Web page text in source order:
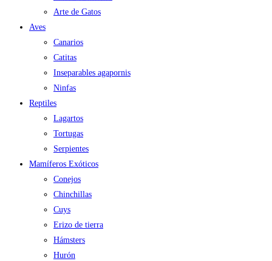
Arte de Gatos
Aves
Canarios
Catitas
Inseparables agapornis
Ninfas
Reptiles
Lagartos
Tortugas
Serpientes
Mamíferos Exóticos
Conejos
Chinchillas
Cuys
Erizo de tierra
Hámsters
Hurón